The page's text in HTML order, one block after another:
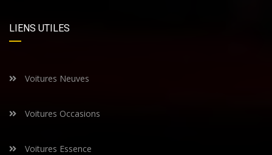
LIENS UTILES
Voitures Neuves
Voitures Occasions
Voitures Essence